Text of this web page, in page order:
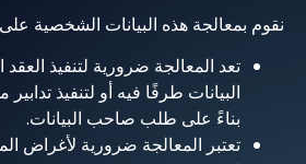
نقوم بمعالجة هذه البيانات الشخصية
تعد المعالجة ضرورية لتنفيذ
البيانات طرفًا فيه أو لتنفيذ تدابير
بناءً على طلب صاحب البيانات.
تعتبر المعالجة ضرورية لأغراض